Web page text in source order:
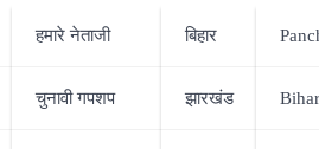
हमारे नेताजी
चुनावी गपशप
बिहार
झारखंड